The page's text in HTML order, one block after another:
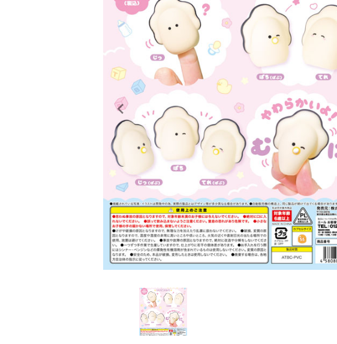
カプセルトイマシン本体
販促用カプセルトイ
よくあるご質問
ご利用ガイド
06-6282-7659